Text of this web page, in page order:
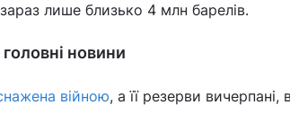
лише близько 4 млн барелів.
головні новини
війною, а її резерви вичерпані,